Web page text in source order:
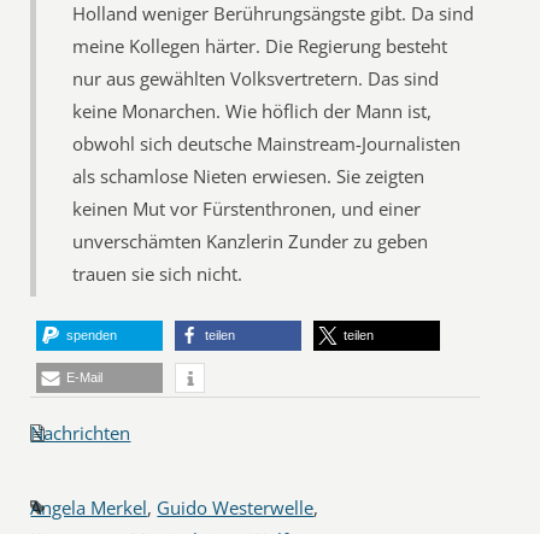
Holland weniger Berührungsängste gibt. Da sind
meine Kollegen härter. Die Regierung besteht
nur aus gewählten Volksvertretern. Das sind
keine Monarchen. Wie höflich der Mann ist,
obwohl sich deutsche Mainstream-Journalisten
als schamlose Nieten erwiesen. Sie zeigten
keinen Mut vor Fürstenthronen, und einer
unverschämten Kanzlerin Zunder zu geben
trauen sie sich nicht.
spenden teilen teilen
E-Mail
Nachrichten
Angela Merkel, Guido Westerwelle,